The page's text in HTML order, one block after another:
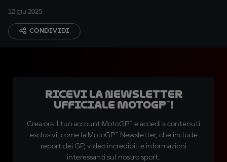
12 giu 2025
CONDIVIDI
Ricevi la newsletter
ufficiale MotoGP™!
Crea ora il tuo account MotoGP™ e accedi a contenuti
esclusivi, come la MotoGP™ Newsletter, che include
report dei GP, video incredibili e informazioni
interessanti sul nostro sport.